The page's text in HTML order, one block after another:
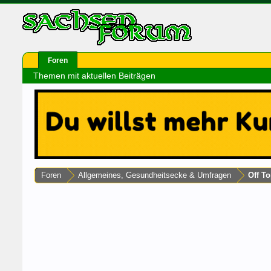
Foren Allgemeines, Gesundheitsecke & Umfragen Off
Foren
Themen mit aktuellen Beiträgen